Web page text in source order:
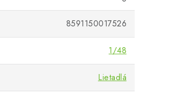
8591150017526
1/48
Lietadlá